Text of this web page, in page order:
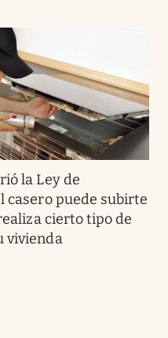
la Ley de
casero puede subirte
cierto tipo de
vivienda